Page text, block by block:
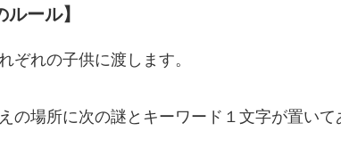
ルール】
ぞれの子供に渡します。
の場所に次の謎とキーワード１文字が置いて